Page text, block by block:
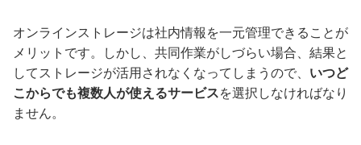
オンラインストレージは社内情報を一元管理できることが
メリットです。しかし、共同作業がしづらい場合、結果と
してストレージが活用されなくなってしまうので、 いつど
こからでも複数人が使えるサービスを選択しなければなり
ません。